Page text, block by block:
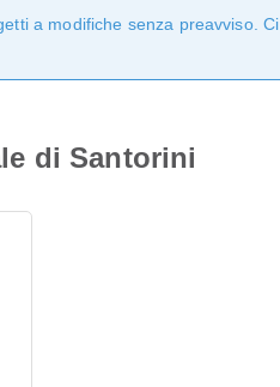
a modifiche senza preavviso. Ci
di Santorini